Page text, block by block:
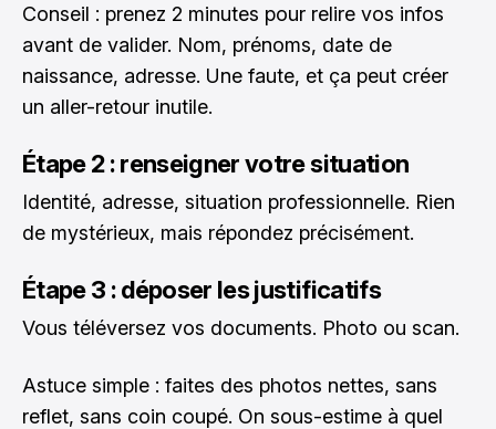
Conseil : prenez 2 minutes pour relire vos infos
avant de valider. Nom, prénoms, date de
naissance, adresse. Une faute, et ça peut créer
un aller-retour inutile.
Étape 2 : renseigner votre situation
Identité, adresse, situation professionnelle. Rien
de mystérieux, mais répondez précisément.
Étape 3 : déposer les justificatifs
Vous téléversez vos documents. Photo ou scan.
Astuce simple : faites des photos nettes, sans
reflet, sans coin coupé. On sous-estime à quel